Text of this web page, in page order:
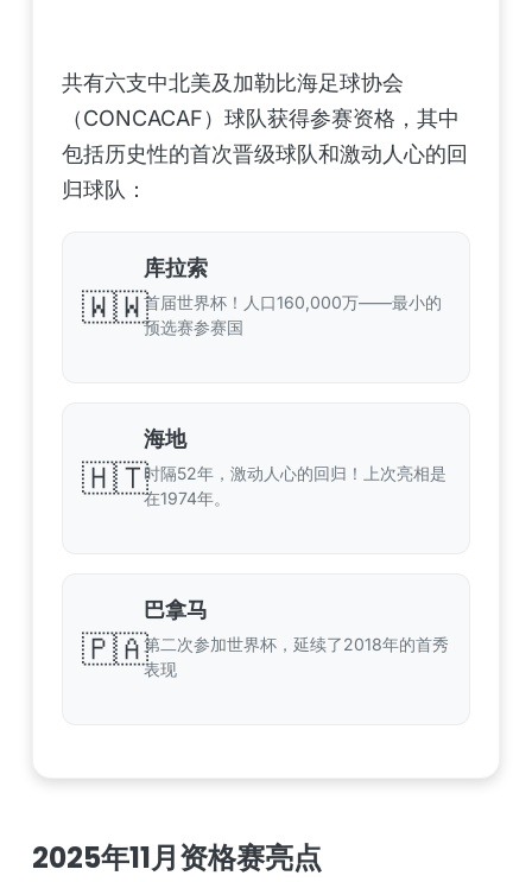
共有六支中北美及加勒比海足球协会
（CONCACAF）球队获得参赛资格，其中
包括历史性的首次晋级球队和激动人心的回
归球队：
🇼🇼
库拉索
首届世界杯！人口160,000万——最小的
预选赛参赛国
🇭🇹
海地
时隔52年，激动人心的回归！上次亮相是
在1974年。
🇵🇦
巴拿马
第二次参加世界杯，延续了2018年的首秀
表现
2025年11月资格赛亮点